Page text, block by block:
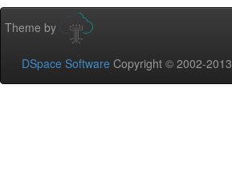
Theme by
DSpace Software Copyright © 2002-2013